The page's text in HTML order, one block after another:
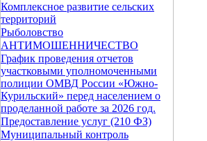
Комплексное развитие сельских
территорий
Рыболовство
АНТИМОШЕННИЧЕСТВО
График проведения отчетов
участковыми уполномоченными
полиции ОМВД России «Южно-
Курильский» перед населением о
проделанной работе за 2026 год.
Предоставление услуг (210 ФЗ)
Муниципальный контроль